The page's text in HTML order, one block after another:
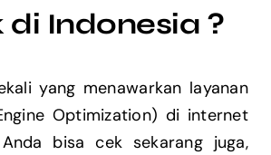
di Indonesia ?
yang menawarkan layanan
Optimization) di internet
bisa cek sekarang juga,